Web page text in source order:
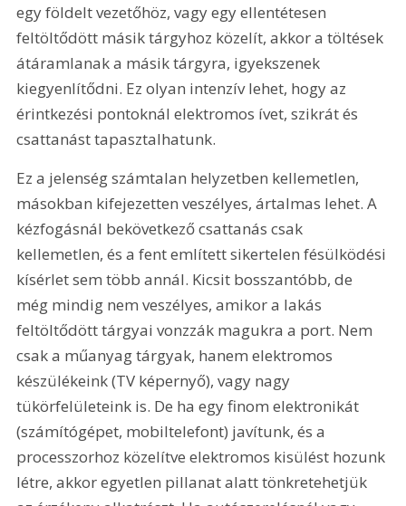
egy földelt vezetőhöz, vagy egy ellentétesen
feltöltődött másik tárgyhoz közelít, akkor a töltések
átáramlanak a másik tárgyra, igyekszenek
kiegyenlítődni. Ez olyan intenzív lehet, hogy az
érintkezési pontoknál elektromos ívet, szikrát és
csattanást tapasztalhatunk.
Ez a jelenség számtalan helyzetben kellemetlen,
másokban kifejezetten veszélyes, ártalmas lehet. A
kézfogásnál bekövetkező csattanás csak
kellemetlen, és a fent említett sikertelen fésülködési
kísérlet sem több annál. Kicsit bosszantóbb, de
még mindig nem veszélyes, amikor a lakás
feltöltődött tárgyai vonzzák magukra a port. Nem
csak a műanyag tárgyak, hanem elektromos
készülékeink (TV képernyő), vagy nagy
tükörfelületeink is. De ha egy finom elektronikát
(számítógépet, mobiltelefont) javítunk, és a
processzorhoz közelítve elektromos kisülést hozunk
létre, akkor egyetlen pillanat alatt tönkretehetjük